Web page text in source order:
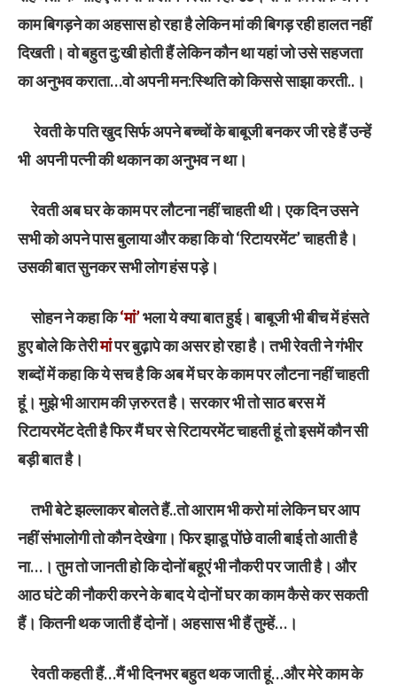
काम बिगड़ने का अहसास हो रहा है लेकिन मां की बिगड़ रही हालत नहीं
दिखती। वो बहुत दु:खी होती हैं लेकिन कौन था यहां जो उसे सहजता
का अनुभव कराता…वो अपनी मन:स्थिति को किससे साझा करती..।
रेवती के पति खुद सिर्फ अपने बच्चों के बाबूजी बनकर जी रहे हैं उन्हें
भी अपनी पत्नी की थकान का अनुभव न था।
रेवती अब घर के काम पर लौटना नहीं चाहती थी। एक दिन उसने
सभी को अपने पास बुलाया और कहा कि वो ‘रिटायरमेंट’ चाहती है।
उसकी बात सुनकर सभी लोग हंस पड़े।
सोहन ने कहा कि‘मां’भला ये क्या बात हुई। बाबूजी भी बीच में हंसते
हुए बोले कि तेरीमांपर बुढ़ापे का असर हो रहा है। तभी रेवती ने गंभीर
शब्दों में कहा कि ये सच है कि अब में घर के काम पर लौटना नहीं चाहती
हूंं। मुझे भी आराम की ज़रुरत है। सरकार भी तो साठ बरस में
रिटायरमेंट देती है फिर मैं घर से रिटायरमेंट चाहती हूं तो इसमें कौन सी
बड़ी बात है।
तभी बेटे झल्लाकर बोलते हैं..तो आराम भी करो मां लेकिन घर आप
नहीं संभालोगी तो कौन देखेगा। फिर झाडू पोंछे वाली बाई तो आती है
ना…। तुम तो जानती हो कि दोनों बहूएं भी नौकरी पर जाती है। और
आठ घंटे की नौकरी करने के बाद ये दोनों घर का काम कैसे कर सकती
हैं। कितनी थक जाती हैं दोनों। अहसास भी हैं तुम्हें…।
रेवती कहती हैं…मैं भी दिनभर बहुत थक जाती हूं…और मेरे काम के